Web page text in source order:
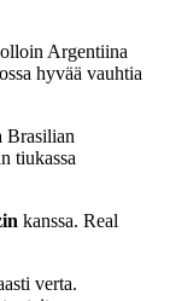
Argentiina
hyvää vauhtia
Brasilian
tiukassa
kanssa. Real
verta.